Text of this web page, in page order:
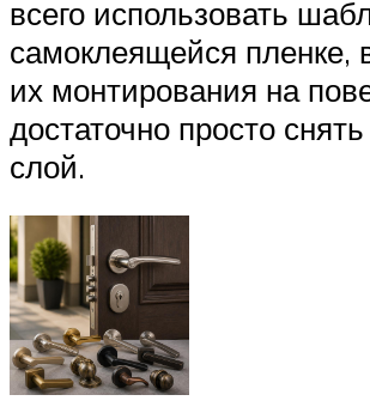
всего использовать
самоклеящейся пленке,
их монтирования на
достаточно просто
слой.